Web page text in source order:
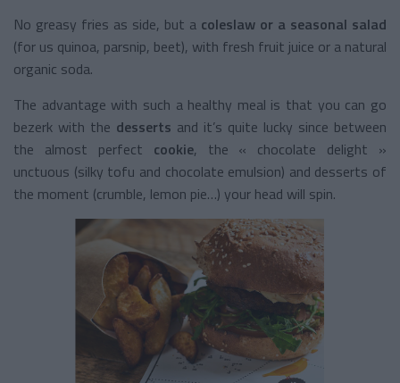
No greasy fries as side, but a coleslaw or a seasonal salad
(for us quinoa, parsnip, beet), with fresh fruit juice or a natural
organic soda.
The advantage with such a healthy meal is that you can go
bezerk with the desserts and it’s quite lucky since between
the almost perfect cookie, the « chocolate delight »
unctuous (silky tofu and chocolate emulsion) and desserts of
the moment (crumble, lemon pie…) your head will spin.